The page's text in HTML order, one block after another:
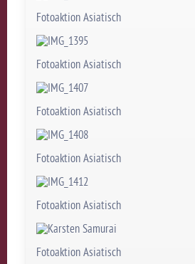
Fotoaktion Asiatisch
Fotoaktion Asiatisch
Fotoaktion Asiatisch
Fotoaktion Asiatisch
Fotoaktion Asiatisch
Fotoaktion Asiatisch